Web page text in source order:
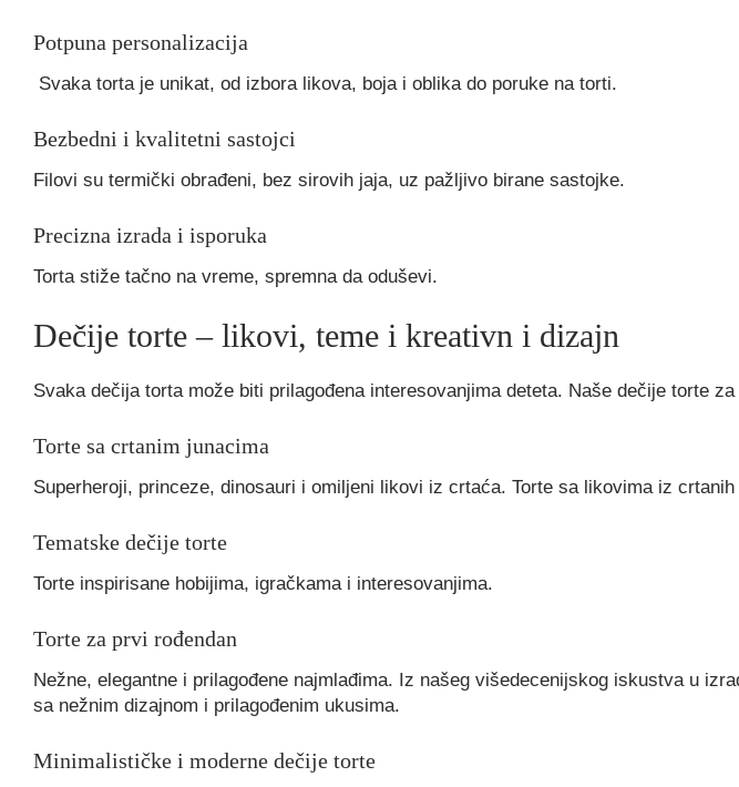
Potpuna personalizacija
Svaka torta je unikat, od izbora likova, boja i oblika do poruke na torti.
Bezbedni i kvalitetni sastojci
Filovi su termički obrađeni, bez sirovih jaja, uz pažljivo birane sastojke.
Precizna izrada i isporuka
Torta stiže tačno na vreme, spremna da oduševi.
Dečije torte – likovi, teme i kreativn i dizajn
Svaka dečija torta može biti prilagođena interesovanjima deteta. Naše dečije torte
Torte sa crtanim junacima
Superheroji, princeze, dinosauri i omiljeni likovi iz crtaća. Torte sa likovima iz
Tematske dečije torte
Torte inspirisane hobijima, igračkama i interesovanjima.
Torte za prvi rođendan
Nežne, elegantne i prilagođene najmlađima. Iz našeg višedecenijskog iskustva u
sa nežnim dizajnom i prilagođenim ukusima.
Minimalističke i moderne dečije torte